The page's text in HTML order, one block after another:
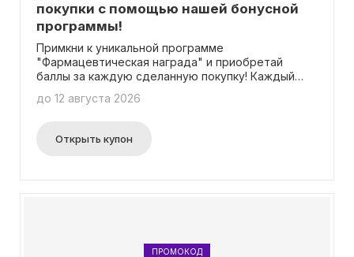
покупки с помощью нашей бонусной
программы!
Примкни к уникальной программе
"Фармацевтическая награда" и приобретай
баллы за каждую сделанную покупку! Каждый
Собранные баллы могут быть использованы для
заказов. Более подробную информацию можно
найти на странице, посвященной бонусной
до 12 августа 2026
Открыть купон
ПРОМОКОД